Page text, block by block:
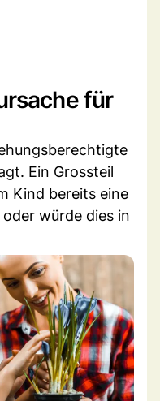
für
Ein Grossteil
Kind bereits eine
würde dies in